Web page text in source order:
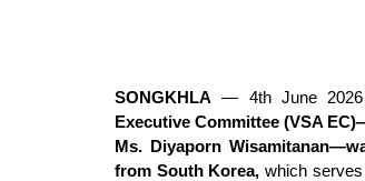
SONGKHLA — 4th June 2026
Executive Committee (VSA
Ms. Diyaporn
from South Korea, which serves